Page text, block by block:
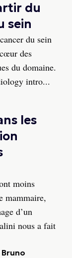
du
sein
du sein
des
du domaine.
intro...
les
moins
mammaire,
d’un
nous a fait